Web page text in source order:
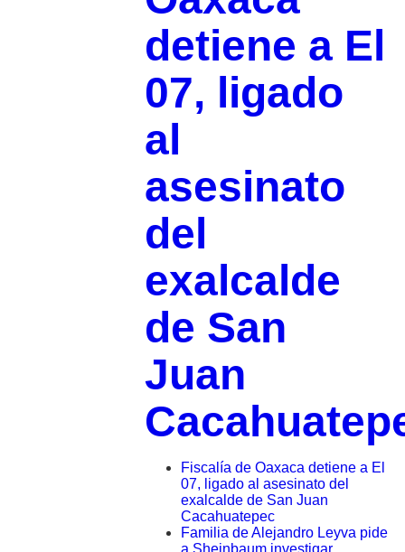
detiene a El
07, ligado
al
asesinato
del
exalcalde
de San
Juan
Fiscalía de Oaxaca detiene a El
07, ligado al asesinato del
exalcalde de San Juan
Cacahuatepec
Familia de Alejandro Leyva pide
a Sheinbaum investigar